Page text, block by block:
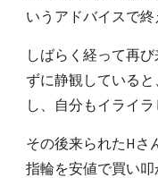
いうアドバイスで終
しばらく経って再
ずに静観している
し、自分もイライラ
その後来られたHさ
指輪を安値で買い